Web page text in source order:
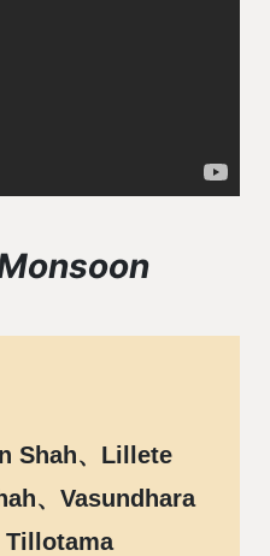
Shah、Lillete
、Vasundhara
Tillotama